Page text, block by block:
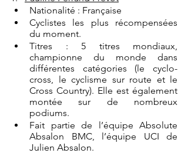
Nationalité : Française
Cyclistes les plus récompensées
du moment.
Titres : 5 titres mondiaux,
championne du monde dans
différentes catégories (le cyclo-
cross, le cyclisme sur route et le
Cross Country). Elle est également
montée sur de nombreux
podiums.
Fait partie de l’équipe Absolute
Absalon BMC, l’équipe UCI de
Julien Absalon.